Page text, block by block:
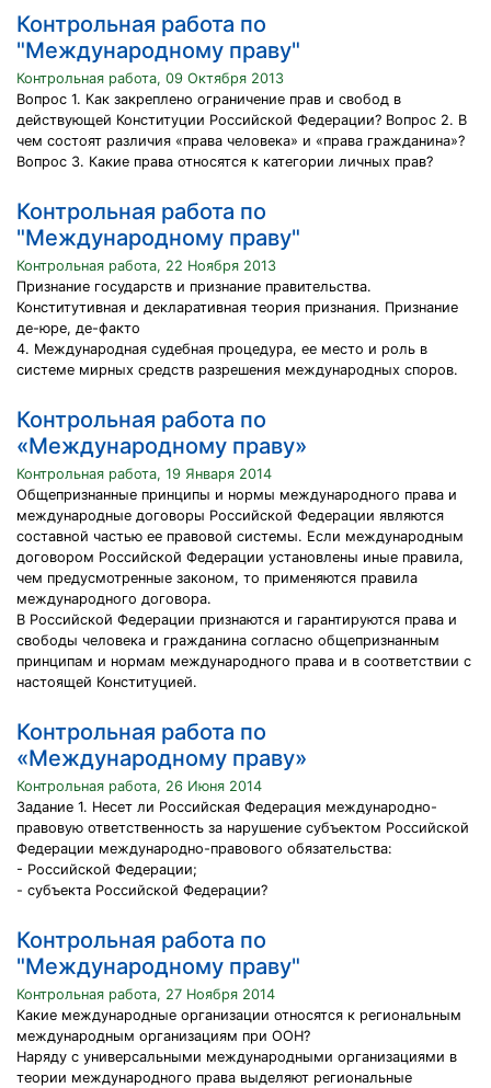
Контрольная работа по
"Международному праву"
Контрольная работа, 09 Октября 2013
Вопрос 1. Как закреплено ограничение прав и свобод в
действующей Конституции Российской Федерации? Вопрос 2. В
чем состоят различия «права человека» и «права гражданина»?
Вопрос 3. Какие права относятся к категории личных прав?
Контрольная работа по
"Международному праву"
Контрольная работа, 22 Ноября 2013
Признание государств и признание правительства.
Конститутивная и декларативная теория признания. Признание
де-юре, де-факто
4. Международная судебная процедура, ее место и роль в
системе мирных средств разрешения международных споров.
Контрольная работа по
«Международному праву»
Контрольная работа, 19 Января 2014
Общепризнанные принципы и нормы международного права и
международные договоры Российской Федерации являются
составной частью ее правовой системы. Если международным
договором Российской Федерации установлены иные правила,
чем предусмотренные законом, то применяются правила
международного договора.
В Российской Федерации признаются и гарантируются права и
свободы человека и гражданина согласно общепризнанным
принципам и нормам международного права и в соответствии с
настоящей Конституцией.
Контрольная работа по
«Международному праву»
Контрольная работа, 26 Июня 2014
Задание 1. Несет ли Российская Федерация международно-
правовую ответственность за нарушение субъектом Российской
Федерации международно-правового обязательства:
- Российской Федерации;
- субъекта Российской Федерации?
Контрольная работа по
"Международному праву"
Контрольная работа, 27 Ноября 2014
Какие международные организации относятся к региональным
международным организациям при ООН?
Наряду с универсальными международными организациями в
теории международного права выделяют региональные